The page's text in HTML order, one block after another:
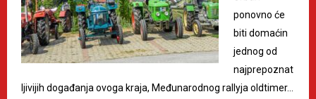
ponovno će
biti domaćin
jednog od
najprepoznat
ljivijih događanja ovoga kraja, Međunarodnog rallyja oldtimer…